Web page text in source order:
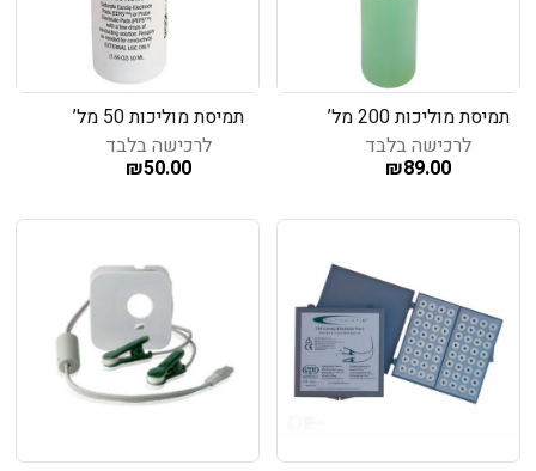
תמיסת מוליכות 200 מל’
לרכישה בלבד
₪89.00
תמיסת מוליכות 50 מל’
לרכישה בלבד
₪50.00